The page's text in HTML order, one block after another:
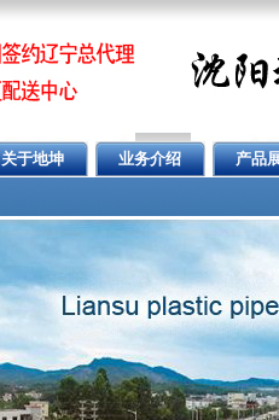
关于地坤 业务介绍 产品